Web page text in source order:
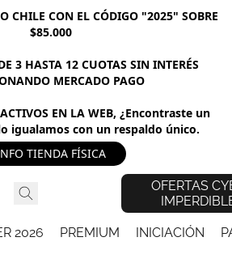
CHILE CON EL CÓDIGO "2025" SOBRE
$85.000
3 HASTA 12 CUOTAS SIN INTERÉS
MERCADO PAGO
ACTIVOS EN LA WEB, ¿Encontraste un
igualamos con un respaldo único.
TIENDA FÍSICA
OFERTAS
2026 PREMIUM INICIACIÓN